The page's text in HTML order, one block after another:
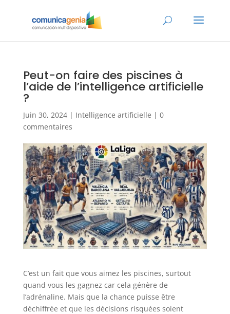
Peut-on faire des piscines à
l’aide de l’intelligence artificielle
?
Juin 30, 2024| Intelligence artificielle | 0
commentaires
C’est un fait que vous aimez les piscines, surtout
quand vous les gagnez car cela génère de
l’adrénaline. Mais que la chance puisse être
déchiffrée et que les décisions risquées soient